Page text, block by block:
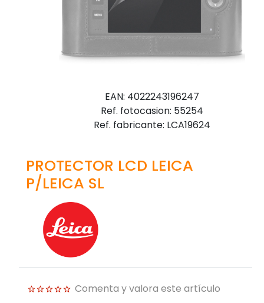
EAN: 4022243196247
Ref. fotocasion: 55254
Ref. fabricante: LCA19624
PROTECTOR LCD LEICA
P/LEICA SL
Comenta y valora este artículo